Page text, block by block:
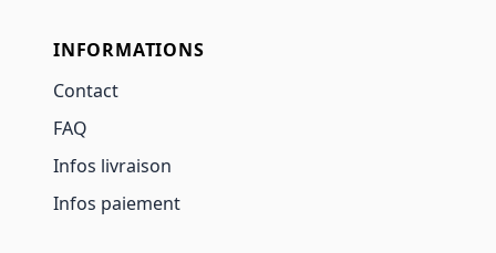
INFORMATIONS
Contact
FAQ
Infos livraison
Infos paiement